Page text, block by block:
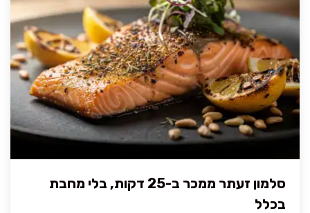
סלמון זעתר ממכר ב-25 דקות, בלי מחבת
בכלל